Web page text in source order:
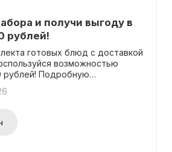
и получи выгоду в
рублей!
готовых блюд с доставкой
возможностью
рублей! Подробную